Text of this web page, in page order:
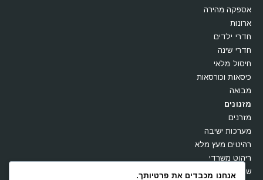
אספקה מהירה
ארונות
חדרי ילדים
חדרי שינה
חיסול מלאי
כיסאות וכורסאות
מבואה
מזנונים
מזרנים
מערכות ישיבה
רהיטים מעץ מלא
ריהוט משרדי
שולחנותאנחנו מכבדים את פרטיותך.